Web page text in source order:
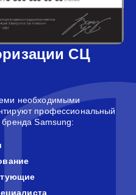
СЦ
необходимыми
профессиональный
бренда Samsung: